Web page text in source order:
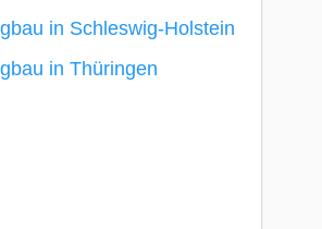
in Schleswig-Holstein
in Thüringen